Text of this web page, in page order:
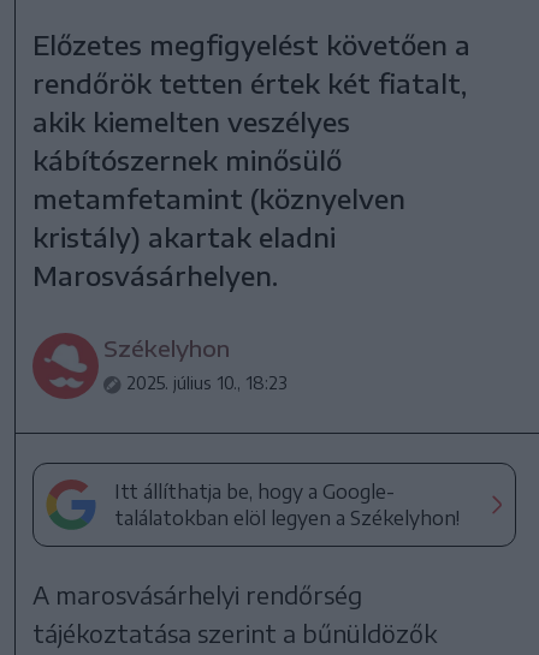
Előzetes megfigyelést követően a
rendőrök tetten értek két fiatalt,
akik kiemelten veszélyes
kábítószernek minősülő
metamfetamint (köznyelven
kristály) akartak eladni
Marosvásárhelyen.
Székelyhon
2025. július 10., 18:23
Itt állíthatja be, hogy a Google-
találatokban elöl legyen a Székelyhon!
A marosvásárhelyi rendőrség
tájékoztatása szerint a bűnüldözők